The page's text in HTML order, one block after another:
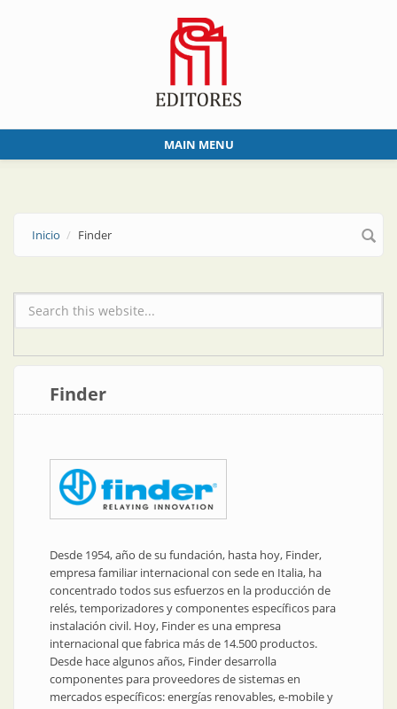
MAIN MENU
Inicio Finder
Formulario de búsqueda
Finder
Desde 1954, año de su fundación, hasta hoy, Finder,
empresa familiar internacional con sede en Italia, ha
concentrado todos sus esfuerzos en la producción de
relés, temporizadores y componentes específicos para
instalación civil. Hoy, Finder es una empresa
internacional que fabrica más de 14.500 productos.
Desde hace algunos años, Finder desarrolla
componentes para proveedores de sistemas en
mercados específicos: energías renovables, e-mobile y